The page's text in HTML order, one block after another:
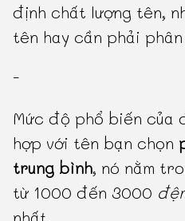
định chất lượng tên,
tên hay cần phải
-
Mức độ phổ biến của
hợp với tên bạn chọn
trung bình, nó nằm
từ 1000 đến 3000
nhất.